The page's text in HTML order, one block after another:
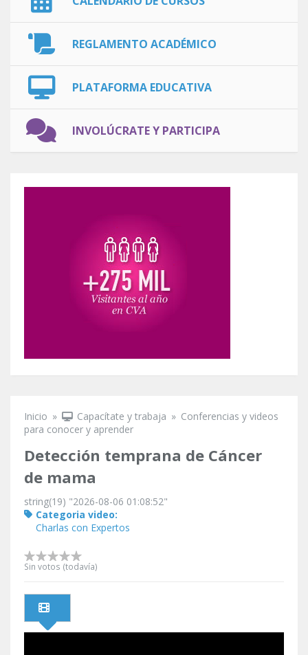
REGLAMENTO ACADÉMICO
PLATAFORMA EDUCATIVA
INVOLÚCRATE Y PARTICIPA
Se encuentra usted aquí
Inicio » Capacítate y trabaja » Conferencias y videos
para conocer y aprender
Detección temprana de Cáncer
de mama
string(19) "2026-08-06 01:08:52"
Categoria video:
Charlas con Expertos
Sin votos (todavía)